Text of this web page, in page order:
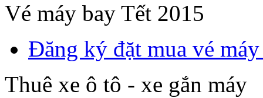
Vé máy bay Tết 2015
Đăng ký đặt mua vé
Thuê xe ô tô - xe gắn máy